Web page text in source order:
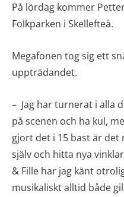
På lördag kommer
Folkparken i Skellefteå.
Megafonen tog sig ett
uppträdandet.
– Jag har turnerat i alla
på scenen och ha kul,
gjort det i 15 bast är det
själv och hitta nya
& Fille har jag känt
musikaliskt alltid både